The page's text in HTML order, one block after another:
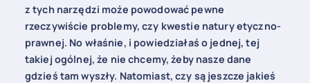
z tych narzędzi może powodować pewne
rzeczywiście problemy, czy kwestie natury etyczno-
prawnej. No właśnie, i powiedziałaś o jednej, tej
takiej ogólnej, że nie chcemy, żeby nasze dane
gdzieś tam wyszły. Natomiast, czy są jeszcze jakieś